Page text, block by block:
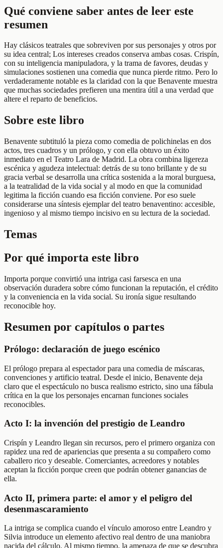
Qué conviene saber antes de leer este
resumen
Hay clásicos teatrales que sobreviven por sus personajes y otros por
su idea central; Los intereses creados conserva ambas cosas. Crispín,
con su inteligencia manipuladora, y la trama de favores, deudas y
simulaciones sostienen una comedia que nunca pierde ritmo. Pero lo
verdaderamente notable es la claridad con la que Benavente muestra
que muchas sociedades prefieren una mentira útil a una verdad que
altere el reparto de beneficios.
Sobre este libro
Benavente subtituló la pieza como comedia de polichinelas en dos
actos, tres cuadros y un prólogo, y con ella obtuvo un éxito
inmediato en el Teatro Lara de Madrid. La obra combina ligereza
escénica y agudeza intelectual: detrás de su tono brillante y de su
gracia verbal se desarrolla una crítica sostenida a la moral burguesa,
a la teatralidad de la vida social y al modo en que la comunidad
legitima la ficción cuando esa ficción conviene. Por eso suele
considerarse una síntesis ejemplar del teatro benaventino: accesible,
ingenioso y al mismo tiempo incisivo en su lectura de la sociedad.
Temas
Por qué importa este libro
Importa porque convirtió una intriga casi farsesca en una
observación duradera sobre cómo funcionan la reputación, el crédito
y la conveniencia en la vida social. Su ironía sigue resultando
reconocible hoy.
Resumen por capítulos o partes
Prólogo: declaración de juego escénico
El prólogo prepara al espectador para una comedia de máscaras,
convenciones y artificio teatral. Desde el inicio, Benavente deja
claro que el espectáculo no busca realismo estricto, sino una fábula
crítica en la que los personajes encarnan funciones sociales
reconocibles.
Acto I: la invención del prestigio de Leandro
Crispín y Leandro llegan sin recursos, pero el primero organiza con
rapidez una red de apariencias que presenta a su compañero como
caballero rico y deseable. Comerciantes, acreedores y notables
aceptan la ficción porque creen que podrán obtener ganancias de
ella.
Acto II, primera parte: el amor y el peligro del
desenmascaramiento
La intriga se complica cuando el vínculo amoroso entre Leandro y
Silvia introduce un elemento afectivo real dentro de una maniobra
nacida del cálculo. Al mismo tiempo, la amenaza de que se descubra